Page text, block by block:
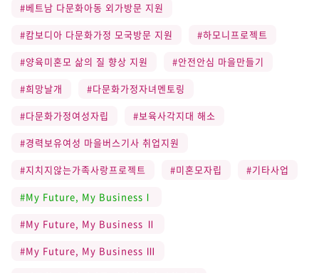
#베트남 다문화아동 외가방문 지원
#캄보디아 다문화가정 모국방문 지원
#하모니프로젝트
#양육미혼모 삶의 질 향상 지원
#안전안심 마을만들기
#희망날개
#다문화가정자녀멘토링
#다문화가정여성자립
#보육사각지대 해소
#경력보유여성 마을버스기사 취업지원
#지치지않는가족사랑프로젝트
#미혼모자립
#기타사업
#My Future, My BusinessⅠ
#My Future, My Business Ⅱ
#My Future, My Business Ⅲ